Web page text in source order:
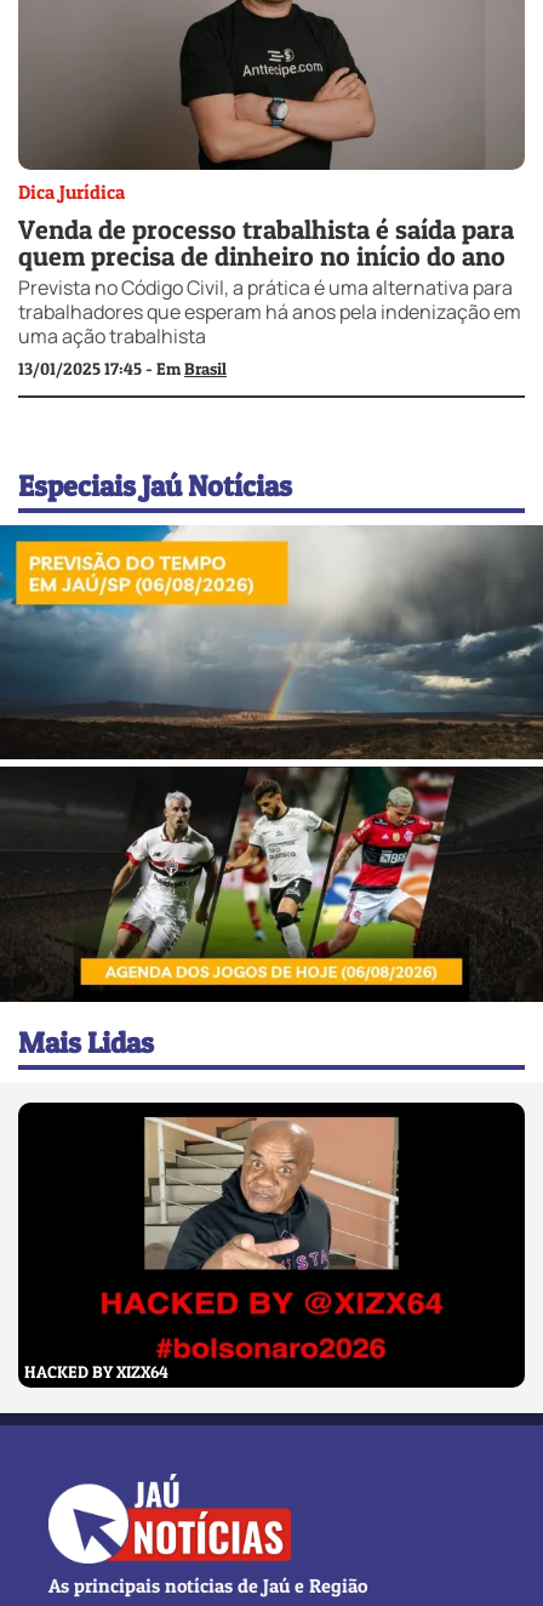
Dica Jurídica
Venda de processo trabalhista é saída para
quem precisa de dinheiro no início do ano
Prevista no Código Civil, a prática é uma alternativa para
trabalhadores que esperam há anos pela indenização em
uma ação trabalhista
13/01/2025 17:45 - EmBrasil
Especiais Jaú Notícias
Mais Lidas
HACKED BY XIZX64
As principais notícias de Jaú e Região